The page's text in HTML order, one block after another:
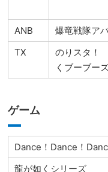
ANB
爆竜戦隊ア
TX
のりスタ！
くブーブーズ
ゲーム
Dance！Dance！
龍が如くシリーズ